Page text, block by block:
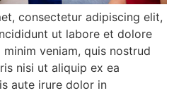
consectetur adipiscing elit,
ut labore et dolore
veniam, quis nostrud
nisi ut aliquip ex ea
aute irure dolor in